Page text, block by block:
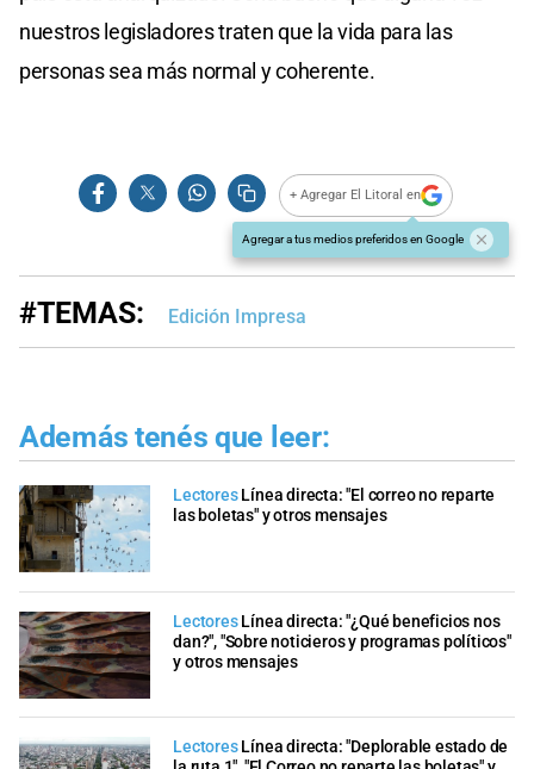
nuestros legisladores traten que la vida para las
personas sea más normal y coherente.
+ Agregar El Litoral en
Agregar a tus medios preferidos en Google
#TEMAS: Edición Impresa
Además tenés que leer:
Lectores Línea directa: "El correo no reparte
las boletas" y otros mensajes
LectoresLínea directa: "¿Qué beneficios nos
dan?", "Sobre noticieros y programas políticos"
y otros mensajes
Lectores Línea directa: "Deplorable estado de